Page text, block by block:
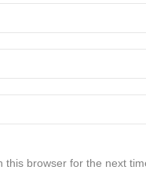
this browser for the next